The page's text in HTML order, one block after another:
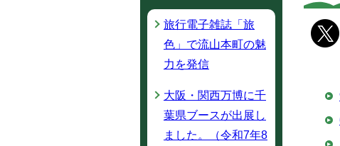
旅行電子雑誌「旅
色」で流山本町の魅
力を発信
大阪・関西万博に千
葉県ブースが出展し
ました。（令和7年8